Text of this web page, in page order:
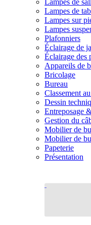
Lampes de
Lampes de
Lampes sur
Lampes
Plafonniers
Éclairage de
Éclairage des
Appareils de
Bricolage
Bureau
Classement
Dessin
Entreposage
Gestion du
Mobilier de
Mobilier de
Papeterie
Présentation